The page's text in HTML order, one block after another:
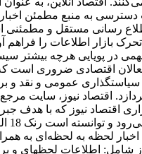
دسترسی به منبع مطمئن
رسانی مستقل و
بازار اطلاعات را
پویایی هرچه بیشتر
اقتصادی ضروری
سیاستگذاری عمومی و نقد
اقتصاد نیوز، سایت
نیوز که با هدف
لحظه به لحظه‌ای به
و ارز شامل: اطلاعات